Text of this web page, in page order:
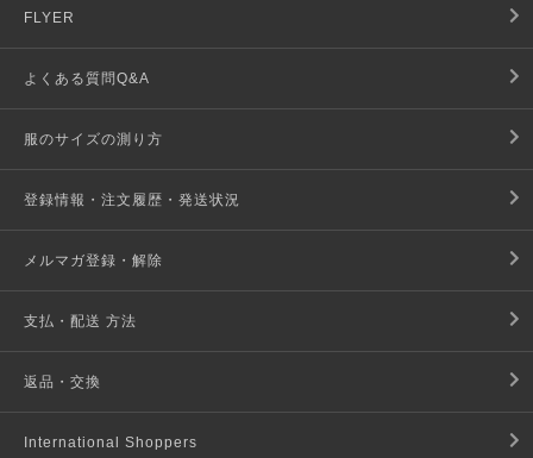
FLYER
よくある質問Q&A
服のサイズの測り方
登録情報・注文履歴・発送状況
メルマガ登録・解除
支払・配送 方法
返品・交換
International Shoppers